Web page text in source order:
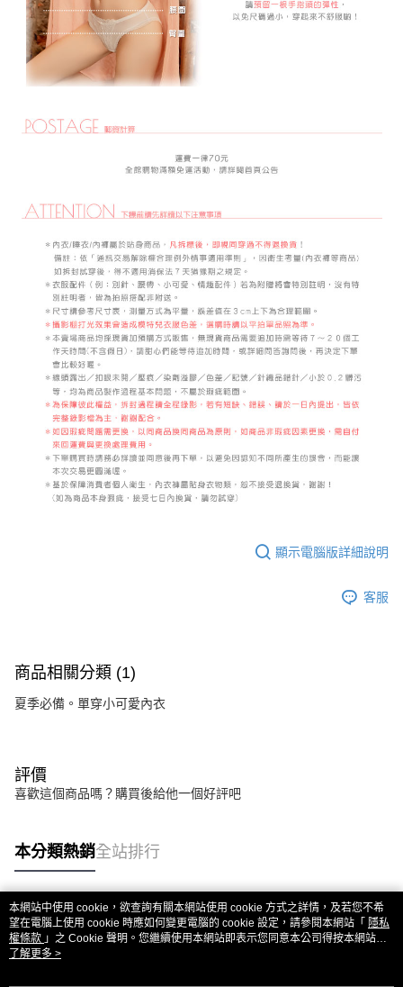
顯示電腦版詳細說明
客服
商品相關分類 (1)
夏季必備。單穿小可愛內衣
評價
喜歡這個商品嗎？購買後給他一個好評吧
本分類熱銷全站排行
熱門標籤
本網站中使用 cookie，欲查詢有關本網站使用 cookie 方式之詳情，及若您不希
望在電腦上使用 cookie 時應如何變更電腦的 cookie 設定，請參閱本網站「 隱私
權條款 」之 Cookie 聲明。您繼續使用本網站即表示您同意本公司得按本網站使
用條款之 Cookie 聲明使用 cookie。
了解更多 >